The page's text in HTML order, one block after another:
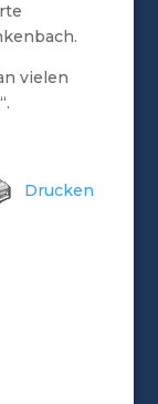
vielen
Drucken